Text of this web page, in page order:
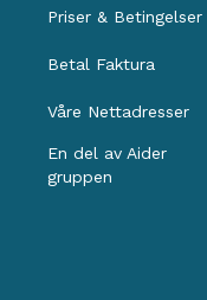
Priser & Betingelser
Betal Faktura
Våre Nettadresser
En del av Aider
gruppen